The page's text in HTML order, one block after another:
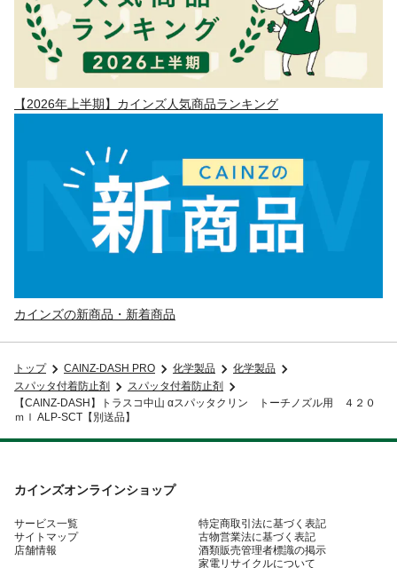
【2026年上半期】カインズ人気商品ランキング
カインズの新商品・新着商品
トップ CAINZ-DASH PRO 化学製品
化学製品
スパッタ付着防止剤
スパッタ付着防止剤
【CAINZ-DASH】トラスコ中山 αスパッタクリン トーチノズル用 ４２０
ｍｌ ALP-SCT【別送品】
カインズオンラインショップ
サービス一覧
サイトマップ
店舗情報
特定商取引法に基づく表記
古物営業法に基づく表記
酒類販売管理者標識の掲示
家電リサイクルについて